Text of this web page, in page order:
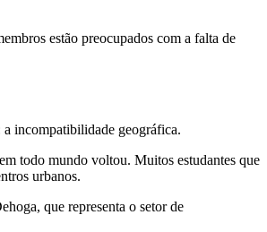
estão preocupados com a falta de
a incompatibilidade geográfica.
todo mundo voltou. Muitos estudantes que
urbanos.
que representa o setor de